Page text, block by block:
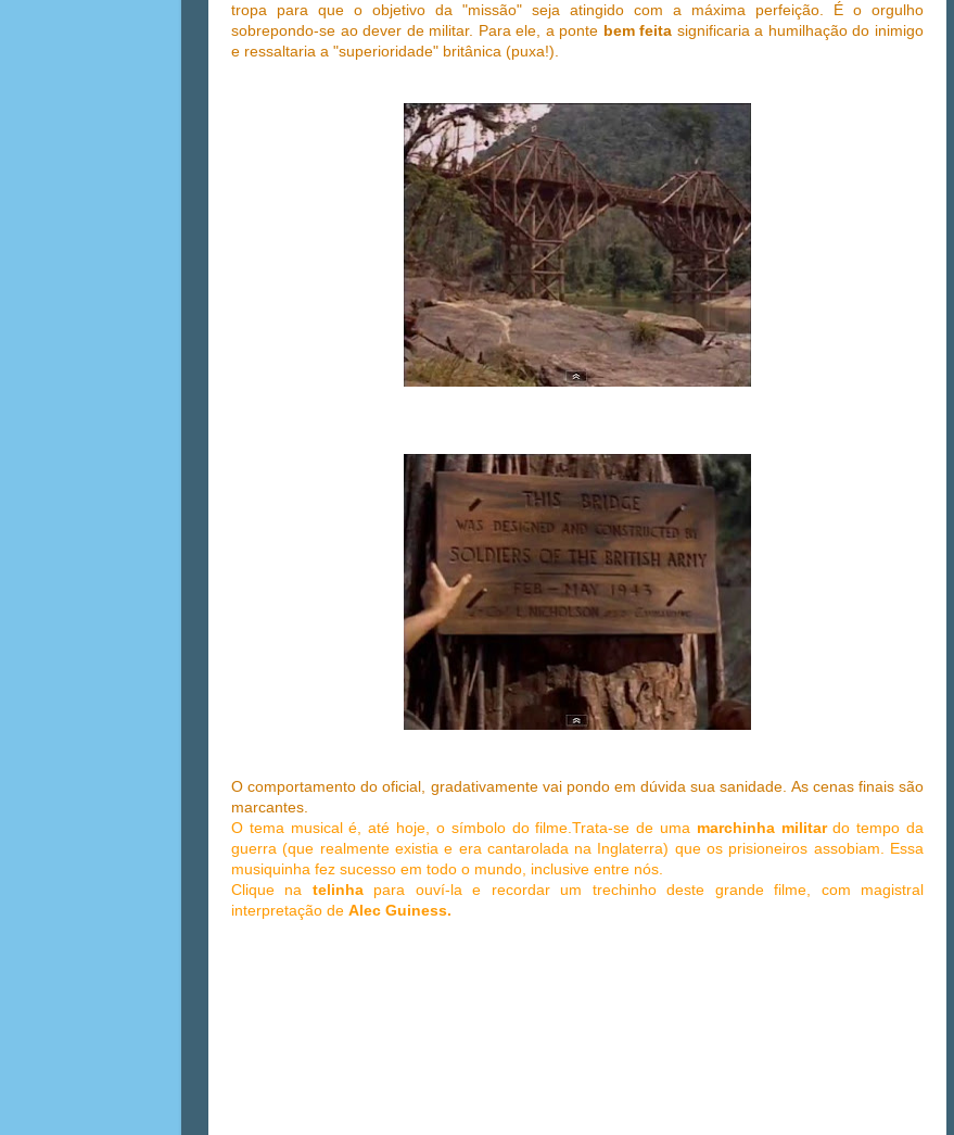
tropa para que o objetivo da "missão" seja atingido com a máxima perfeição. É o orgulho
sobrepondo-se ao dever de militar. Para ele, a ponte bem feita significaria a humilhação do inimigo
e ressaltaria a "superioridade" britânica (puxa!).
O comportamento do oficial, gradativamente vai pondo em dúvida sua sanidade. As cenas finais são
marcantes.
O tema musical é, até hoje, o símbolo do filme.Trata-se de uma marchinha militardo tempo da
guerra (que realmente existia e era cantarolada na Inglaterra) que os prisioneiros assobiam. Essa
musiquinha fez sucesso em todo o mundo, inclusive entre nós.
Clique na telinhapara ouví-la e recordar um trechinho deste grande filme, com magistral
interpretação de Alec Guiness.